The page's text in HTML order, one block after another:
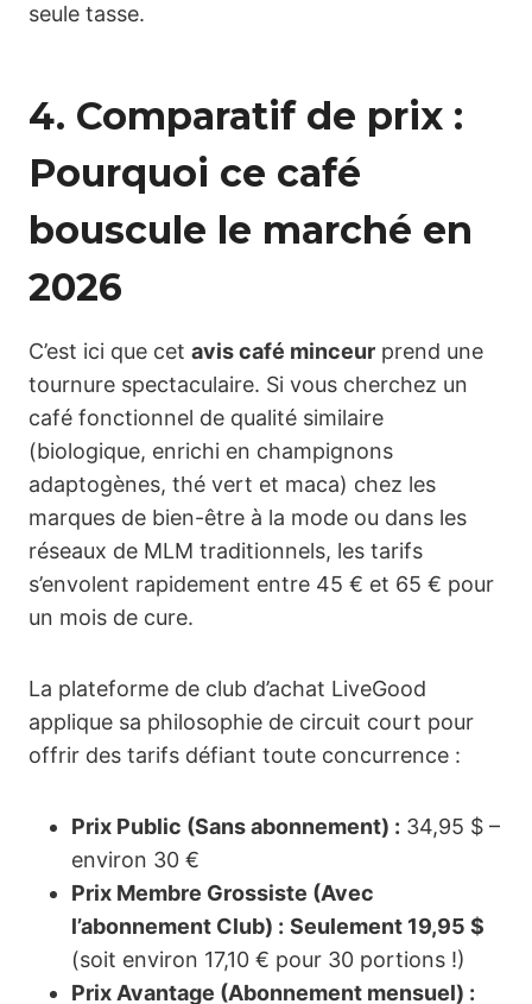
seule tasse.
4. Comparatif de prix :
Pourquoi ce café
bouscule le marché en
2026
C’est ici que cet avis café minceur prend une
tournure spectaculaire. Si vous cherchez un
café fonctionnel de qualité similaire
(biologique, enrichi en champignons
adaptogènes, thé vert et maca) chez les
marques de bien-être à la mode ou dans les
réseaux de MLM traditionnels, les tarifs
s’envolent rapidement entre 45 € et 65 € pour
un mois de cure.
La plateforme de club d’achat LiveGood
applique sa philosophie de circuit court pour
offrir des tarifs défiant toute concurrence :
Prix Public (Sans abonnement) : 34,95 $ –
environ 30 €
Prix Membre Grossiste (Avec
l’abonnement Club) : Seulement 19,95 $
(soit environ 17,10 € pour 30 portions !)
Prix Avantage (Abonnement mensuel) :